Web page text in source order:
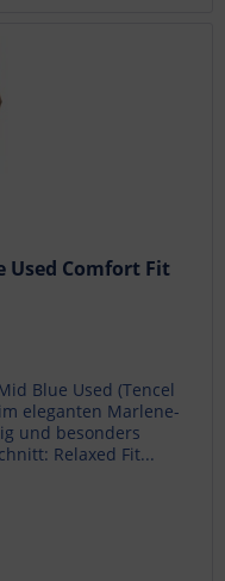
Used Comfort Fit
Blue Used (Tencel
eleganten Marlene-
und besonders
Relaxed Fit...